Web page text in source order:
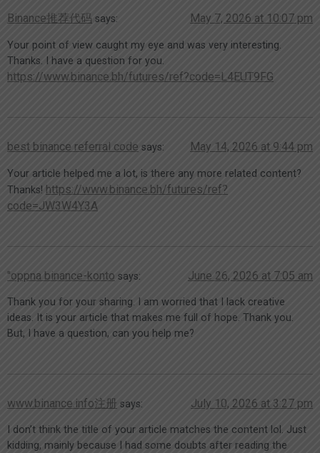
Binance推荐代码 says: May 7, 2026 at 10:07 pm
Your point of view caught my eye and was very interesting.
Thanks. I have a question for you.
https://www.binance.bh/futures/ref?code=L4EUT9FG
best binance referral code says: May 14, 2026 at 9:44 pm
Your article helped me a lot, is there any more related content?
Thanks! https://www.binance.bh/futures/ref?
code=JW3W4Y3A
"oppna binance-konto says: June 26, 2026 at 7:05 am
Thank you for your sharing. I am worried that I lack creative
ideas. It is your article that makes me full of hope. Thank you.
But, I have a question, can you help me?
www.binance.info注册 says: July 10, 2026 at 3:27 pm
I don’t think the title of your article matches the content lol. Just
kidding, mainly because I had some doubts after reading the